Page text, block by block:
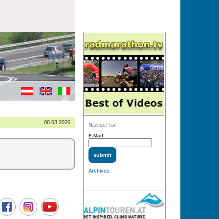
08.08.2026 Newsletter
E-Mail
Archives